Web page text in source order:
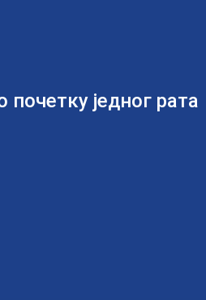
једног рата